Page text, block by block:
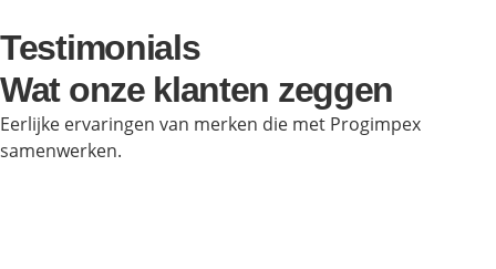
Testimonials
Wat onze klanten zeggen
Eerlijke ervaringen van merken die met Progimpex
samenwerken.